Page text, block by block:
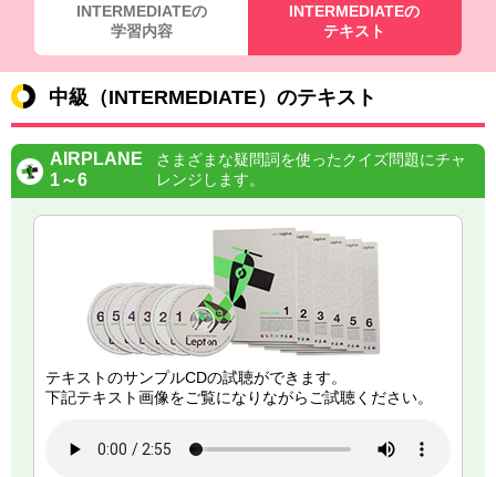
INTERMEDIATEの
学習内容
INTERMEDIATEの
テキスト
中級（INTERMEDIATE）のテキスト
AIRPLANE
1～6
さまざまな疑問詞を使ったクイズ問題にチャ
レンジします。
テキストのサンプルCDの試聴ができます。
下記テキスト画像をご覧になりながらご試聴ください。